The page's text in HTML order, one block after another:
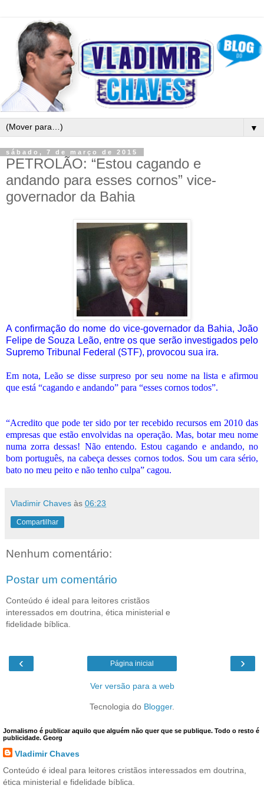
▼
sábado, 7 de março de 2015
PETROLÃO: “Estou cagando e
andando para esses cornos” vice-
governador da Bahia
A confirmação do nome do vice-governador da Bahia, João
Felipe de Souza Leão, entre os que serão investigados pelo
Supremo Tribunal Federal (STF), provocou sua ira.
Em nota, Leão se disse surpreso por seu nome na lista e afirmou
que está “cagando e andando” para “esses cornos todos”.
“Acredito que pode ter sido por ter recebido recursos em 2010 das
empresas que estão envolvidas na operação. Mas, botar meu nome
numa zorra dessas! Não entendo. Estou cagando e andando, no
bom português, na cabeça desses cornos todos. Sou um cara sério,
bato no meu peito e não tenho culpa” cagou.
Vladimir Chaves às 06:23
Compartilhar
Nenhum comentário:
Postar um comentário
Conteúdo é ideal para leitores cristãos
interessados em doutrina, ética ministerial e
fidelidade bíblica.
‹ ›
Página inicial
Ver versão para a web
Tecnologia do Blogger.
Jornalismo é publicar aquilo que alguém não quer que se publique. Todo o resto é
publicidade. Georg
Vladimir Chaves
Conteúdo é ideal para leitores cristãos interessados em doutrina,
ética ministerial e fidelidade bíblica.